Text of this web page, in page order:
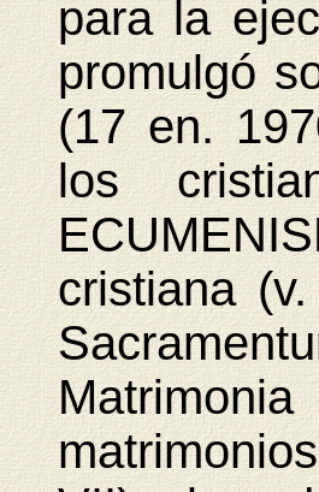
para la
promulgó
(17 en.
los
cristiana